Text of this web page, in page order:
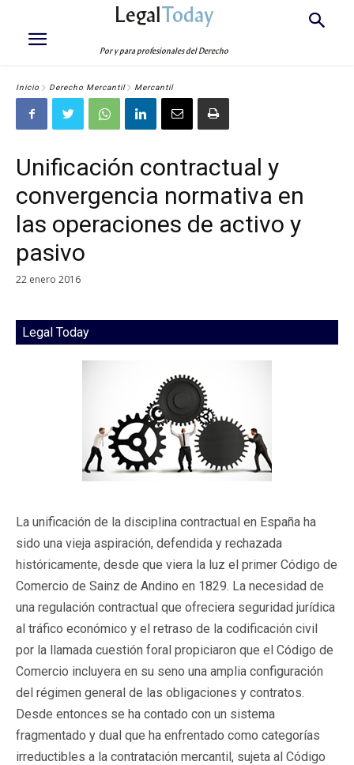
LegalToday
Por y para profesionales del Derecho
Inicio Derecho Mercantil Mercantil
Unificación contractual y
convergencia normativa en
las operaciones de activo y
pasivo
22 enero 2016
Legal Today
La unificación de la disciplina contractual en España ha
sido una vieja aspiración, defendida y rechazada
históricamente, desde que viera la luz el primer Código de
Comercio de Sainz de Andino en 1829. La necesidad de
una regulación contractual que ofreciera seguridad jurídica
al tráfico económico y el retraso de la codificación civil
por la llamada cuestión foral propiciaron que el Código de
Comercio incluyera en su seno una amplia configuración
del régimen general de las obligaciones y contratos.
Desde entonces se ha contado con un sistema
fragmentado y dual que ha enfrentado como categorías
irreductibles a la contratación mercantil, sujeta al Código